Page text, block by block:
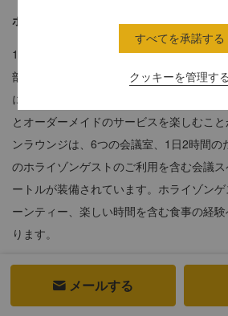
ホライゾンクラブ詳細
1600平方メートルの面積を占める、ホラ
部のビジネス地区の中心部に位置していま
にご宿泊のお客様は、ホライゾンクラブラ
とオーダーメイドのサービスを楽しむこ
ンラウンジは、6つの会議室、1日2時間の
のホライゾンゲストのご利用を含む会議
ートルが装備されています。ホライゾン
ーンティー、楽しい時間を含む食事の経
ります。
 メールする
クッキーを管理する
すべてを承諾する